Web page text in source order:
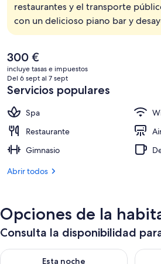
restaurantes y el transporte
con un delicioso piano bar y
El
precio
actual
es
de
300 €
300 €
incluye tasas e impuestos
Del 6 sept al 7 sept
Servicios populares
Spa
Restaurante
Gimnasio
Abrir todos
Opciones de la
Consulta la disponibilidad
Esta noche
Consulta la disponibilidad para esta